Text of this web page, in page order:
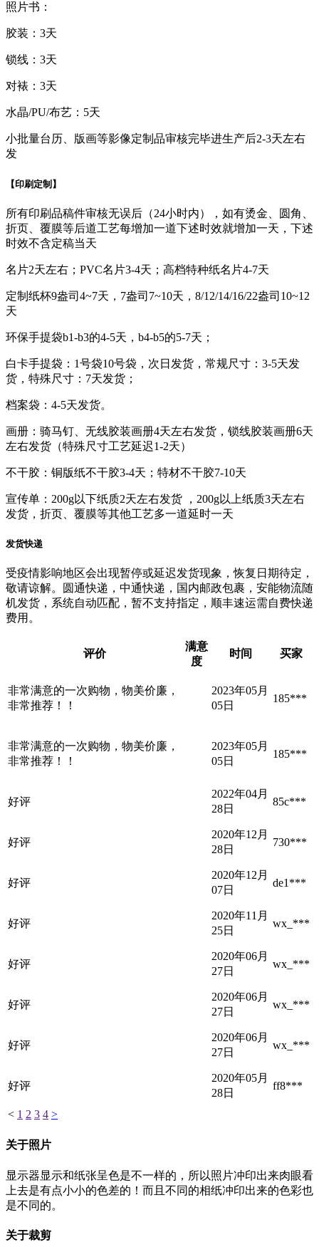
照片书：
胶装：3天
锁线：3天
对裱：3天
水晶/PU/布艺：5天
小批量台历、版画等影像定制品审核完毕进生产后2-3天左右
发
【印刷定制】
所有印刷品稿件审核无误后（24小时内），如有烫金、圆角、
折页、覆膜等后道工艺每增加一道下述时效就增加一天，下述
时效不含定稿当天
名片2天左右；PVC名片3-4天；高档特种纸名片4-7天
定制纸杯9盎司4~7天，7盎司7~10天，8/12/14/16/22盎司10~12
天
环保手提袋b1-b3的4-5天，b4-b5的5-7天；
白卡手提袋：1号袋10号袋，次日发货，常规尺寸：3-5天发
货，特殊尺寸：7天发货；
档案袋：4-5天发货。
画册：骑马钉、无线胶装画册4天左右发货，锁线胶装画册6天
左右发货（特殊尺寸工艺延迟1-2天）
不干胶：铜版纸不干胶3-4天；特材不干胶7-10天
宣传单：200g以下纸质2天左右发货 ，200g以上纸质3天左右
发货，折页、覆膜等其他工艺多一道延时一天
发货快递
受疫情影响地区会出现暂停或延迟发货现象，恢复日期待定，
敬请谅解。圆通快递，中通快递，国内邮政包裹，安能物流随
机发货，系统自动匹配，暂不支持指定，顺丰速运需自费快递
费用。
评价
满意
度
时间 买家
非常满意的一次购物，物美价廉，
非常推荐！！
2023年05月
05日
185***
非常满意的一次购物，物美价廉，
非常推荐！！
2023年05月
05日
185***
好评
2022年04月
28日
85c***
好评
2020年12月
28日
730***
好评
2020年12月
07日
de1***
好评
2020年11月
25日
wx_***
好评
2020年06月
27日
wx_***
好评
2020年06月
27日
wx_***
好评
2020年06月
27日
wx_***
好评
2020年05月
28日
ff8***
< 1 2 3 4 >
关于照片
显示器显示和纸张呈色是不一样的，所以照片冲印出来肉眼看
上去是有点小小的色差的！而且不同的相纸冲印出来的色彩也
是不同的。
关于裁剪